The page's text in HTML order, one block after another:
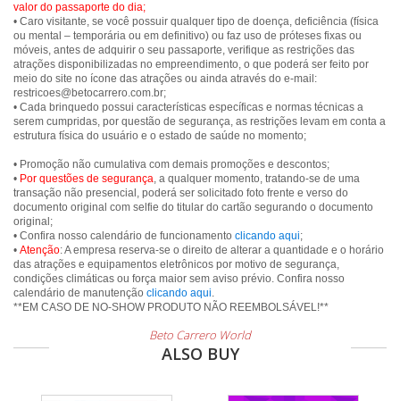
valor do passaporte do dia;
• Caro visitante, se você possuir qualquer tipo de doença, deficiência (física
ou mental – temporária ou em definitivo) ou faz uso de próteses fixas ou
móveis, antes de adquirir o seu passaporte, verifique as restrições das
atrações disponibilizadas no empreendimento, o que poderá ser feito por
meio do site no ícone das atrações ou ainda através do e-mail:
restricoes@betocarrero.com.br;
• Cada brinquedo possui características específicas e normas técnicas a
serem cumpridas, por questão de segurança, as restrições levam em conta a
estrutura física do usuário e o estado de saúde no momento;
• Promoção não cumulativa com demais promoções e descontos;
• Por questões de segurança, a qualquer momento, tratando-se de uma
transação não presencial, poderá ser solicitado foto frente e verso do
documento original com selfie do titular do cartão segurando o documento
original;
• Confira nosso calendário de funcionamento clicando aqui;
• Atenção: A empresa reserva-se o direito de alterar a quantidade e o horário
das atrações e equipamentos eletrônicos por motivo de segurança,
condições climáticas ou força maior sem aviso prévio. Confira nosso
calendário de manutenção clicando aqui.
Beto Carrero World
ALSO BUY